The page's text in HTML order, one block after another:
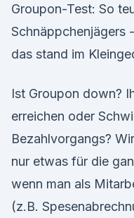
Groupon-Test: So
Schnäppchenjägers
das stand im
Ist Groupon down?
erreichen oder
Bezahlvorgangs?
nur etwas für die
wenn man als
(z.B.